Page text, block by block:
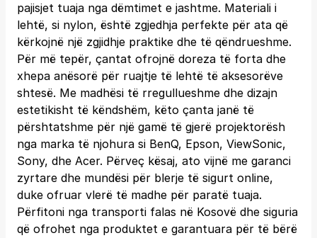
pajisjet tuaja nga dëmtimet e jashtme. Materiali i
lehtë, si nylon, është zgjedhja perfekte për ata që
kërkojnë një zgjidhje praktike dhe të qëndrueshme.
Për më tepër, çantat ofrojnë doreza të forta dhe
xhepa anësorë për ruajtje të lehtë të aksesorëve
shtesë. Me madhësi të rregullueshme dhe dizajn
estetikisht të këndshëm, këto çanta janë të
përshtatshme për një gamë të gjerë projektorësh
nga marka të njohura si BenQ, Epson, ViewSonic,
Sony, dhe Acer. Përveç kësaj, ato vijnë me garanci
zyrtare dhe mundësi për blerje të sigurt online,
duke ofruar vlerë të madhe për paratë tuaja.
Përfitoni nga transporti falas në Kosovë dhe siguria
që ofrohet nga produktet e garantuara për të bërë